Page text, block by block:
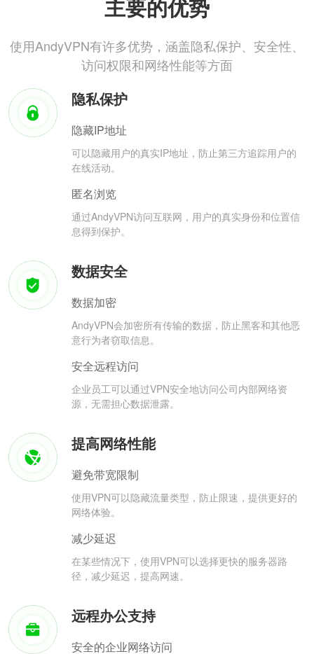
主要的优势
使用AndyVPN有许多优势，涵盖隐私保护、安全性、
访问权限和网络性能等方面
隐私保护
隐藏IP地址
可以隐藏用户的真实IP地址，防止第三方追踪用户的
在线活动。
匿名浏览
通过AndyVPN访问互联网，用户的真实身份和位置信
息得到保护。
数据安全
数据加密
AndyVPN会加密所有传输的数据，防止黑客和其他恶
意行为者窃取信息。
安全远程访问
企业员工可以通过VPN安全地访问公司内部网络资
源，无需担心数据泄露。
提高网络性能
避免带宽限制
使用VPN可以隐藏流量类型，防止限速，提供更好的
网络体验。
减少延迟
在某些情况下，使用VPN可以选择更快的服务器路
径，减少延迟，提高网速。
远程办公支持
安全的企业网络访问